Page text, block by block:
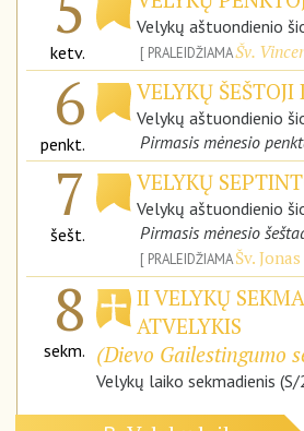
ketv.
Velykų aštuondienio
PRALEIDŽIAMAŠv.
6
penkt.
VELYKŲ ŠEŠTOJI
Velykų aštuondienio
Pirmasis mėnesio
7
šešt.
VELYKŲ
Velykų aštuondienio
Pirmasis mėnesio
PRALEIDŽIAMAŠv.
8
sekm.
II VELYKŲ
ATVELYKIS
(Dievo Gailestingumo
Velykų laiko sekmadienis (S/